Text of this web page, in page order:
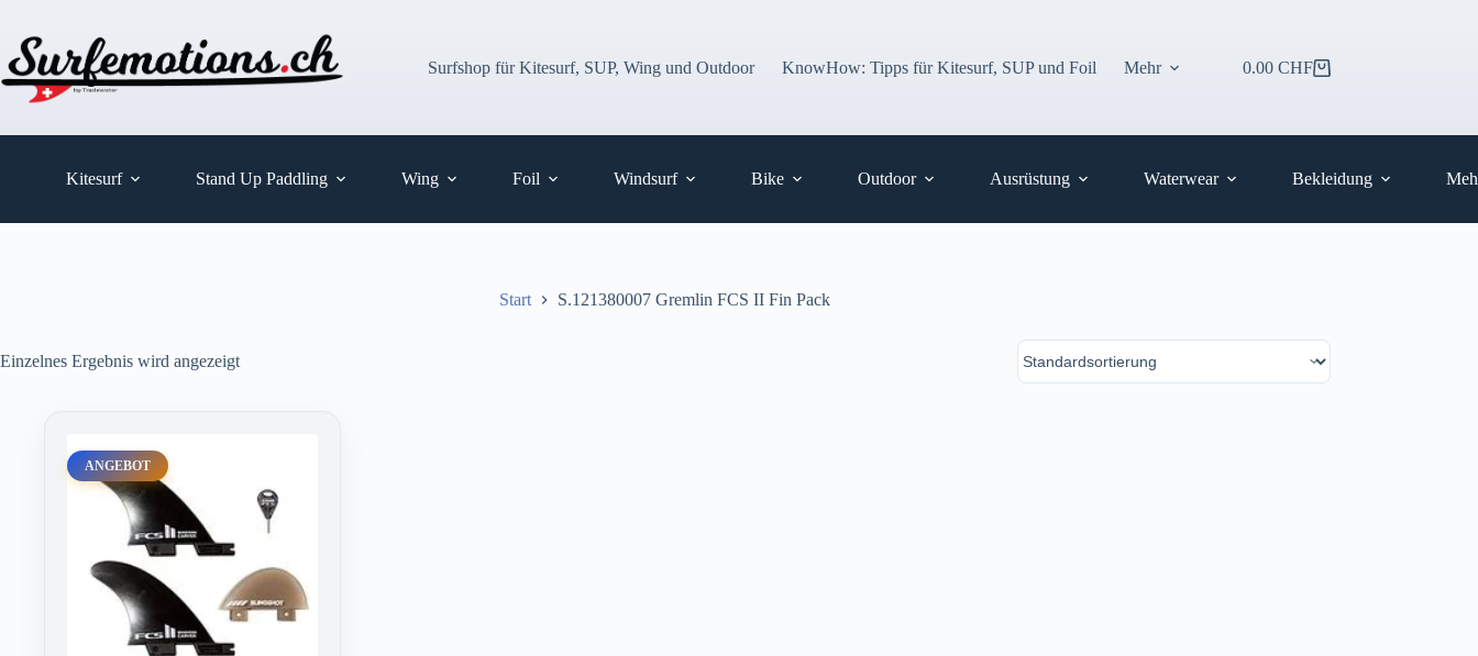
springen
Surfshop für Kitesurf, SUP, Wing und Outdoor
KnowHow: Tipps für Kitesurf, SUP und Foil Mehr Warenkorb
0.00 CHF
Kitesurf Stand Up Paddling Wing Foil Windsurf Bike Outdoor Ausrüstung Waterwear Bekleidung
Start S.121380007 Gremlin FCS II Fin Pack
Einzelnes Ergebnis wird angezeigt
ANGEBOT